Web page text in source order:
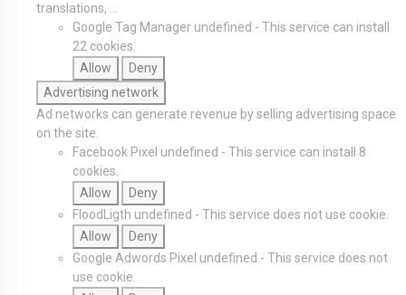
translations, ...
Google Tag Manager undefined - This service can install
22 cookies.
Allow
Deny
Advertising network
Ad networks can generate revenue by selling advertising space
on the site.
Facebook Pixel undefined - This service can install 8
cookies.
Allow
Deny
FloodLigth undefined - This service does not use cookie.
Allow
Deny
Google Adwords Pixel undefined - This service does not
use cookie.